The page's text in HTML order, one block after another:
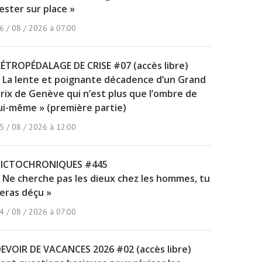
sur place »
/ 08 / 2026 à 07:00
DE CRISE #07 (accès libre)
La lente et poignante décadence d’un Grand
de Genève qui n’est plus que l’ombre de
même » (première partie)
/ 08 / 2026 à 12:00
#445
Ne cherche pas les dieux chez les hommes, tu
déçu »
/ 08 / 2026 à 07:00
DE VACANCES 2026 #02 (accès libre)